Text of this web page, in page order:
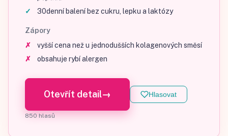
30denní balení bez cukru, lepku a laktózy
Zápory
vyšší cena než u jednodušších kolagenových směsí
obsahuje rybí alergen
Otevřít detail→ Hlasovat
850 hlasů